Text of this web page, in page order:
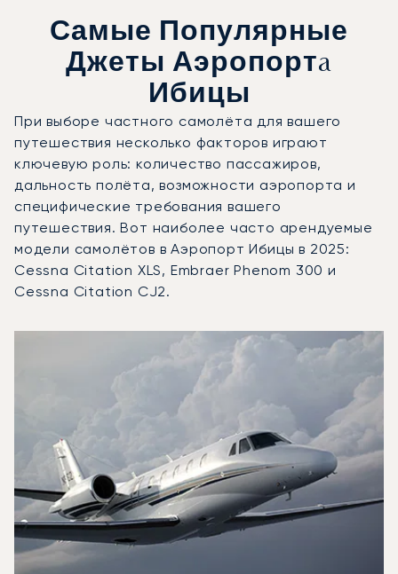
Самые Популярные
Джеты Аэропортa
Ибицы
При выборе частного самолёта для вашего
путешествия несколько факторов играют
ключевую роль: количество пассажиров,
дальность полёта, возможности аэропорта и
специфические требования вашего
путешествия. Вот наиболее часто арендуемые
модели самолётов в Аэропорт Ибицы в 2025:
Cessna Citation XLS, Embraer Phenom 300 и
Cessna Citation CJ2.
Модель воздушного судна
Скорость (км/ч)